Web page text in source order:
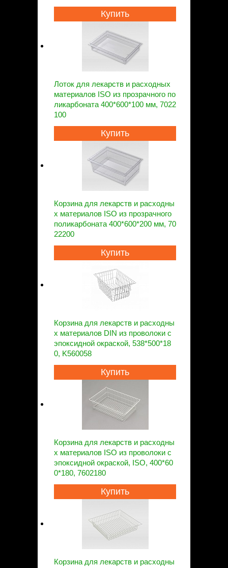
Купить
Лоток для лекарств и расходных
материалов ISO из прозрачного по
ликарбоната 400*600*100 мм, 7022
100
Купить
Корзина для лекарств и расходны
х материалов ISO из прозрачного
поликарбоната 400*600*200 мм, 70
22200
Купить
Корзина для лекарств и расходны
х материалов DIN из проволоки с
эпоксидной окраской, 538*500*18
0, K560058
Купить
Корзина для лекарств и расходны
х материалов ISO из проволоки с
эпоксидной окраской, ISO, 400*60
0*180, 7602180
Купить
Корзина для лекарств и расходны